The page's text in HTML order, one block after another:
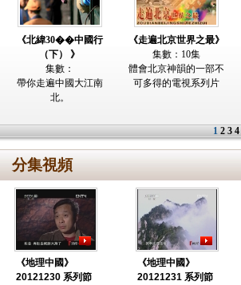
《北緯30��中國行
（下） 》
集數：
帶你走遍中國大江南
北。
《走遍北京世界之最》
集數：10集
體會北京神韻的一部不
可多得的電視系列片
1 2 3 4
分集視頻
《地理中國》
20121230 系列節
《地理中國》
20121231 系列節